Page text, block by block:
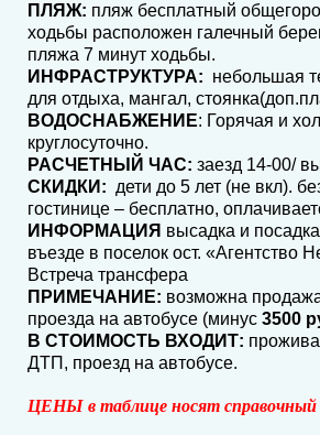
ПЛЯЖ: пляж бесплатный
ходьбы расположен галечный
пляжа 7 минут ходьбы.
ИНФРАСТРУКТУРА: небольшая
для отдыха, мангал,
ВОДОСНАБЖЕНИЕ: Горячая и
круглосуточно.
РАСЧЕТНЫЙ ЧАС: заезд 14-00/
СКИДКИ: дети до 5 лет (не вкл).
гостинице – бесплатно,
ИНФОРМАЦИЯ высадка и
въезде в поселок ост. «Агентство
Встреча трансфера
ПРИМЕЧАНИЕ: возможна
проезда на автобусе (минус 3500
В СТОИМОСТЬ ВХОДИТ:
ДТП, проезд на автобусе.
ЦЕНЫ в таблице носят справочный